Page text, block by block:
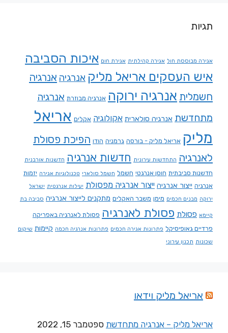
תגיות
אגירה מבוססת חול אגירה קהילתית אגירת חום איכות הסביבה
איש העסקים אריאל מליק אנרגיה אנרגיה
חשמלית אנרגיה ירוקה אנרגיה מבוזרת אנרגיה
מתחדשת אנרגיה סולארית אקולוגיה אקלים אריאל
מליק אריאל מליק - בורסה גרמניה הודו הפיכת פסולת
לאנרגיה התחדשות עירונית חדשות אנרגיה חדשנות אורבנית
חדשנות סביבתית חוסן אנרגטי חשמל חשמל סולארי טכנולוגיות אגירה יזמות
אנרגיה ייצור אנרגיה ייצור אנרגיה מפסולת יעילות אנרגטית ישראל
ירוקה מבנים חכמים מימן משבר האקלים מתקנים לייצור אנרגיה סביבה בת
קיימא פסולת פסולת לאנרגיה פסולת לאנרגיה באפריקה
פרדיים גאופיסיקל פתרונות אגירה חכמים פתרונות אנרגיה חכמה קיימות שיקום
שכונות תכנון עירוני
אריאל מליק וידאו
אריאל מליק – אנרגיה מתחדשת ספטמבר 15, 2022